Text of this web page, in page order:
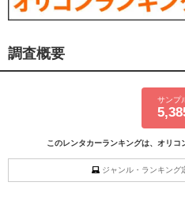
調査概要
サンプ
このレンタカーランキングは、オリコ
ジャンル・ランキング